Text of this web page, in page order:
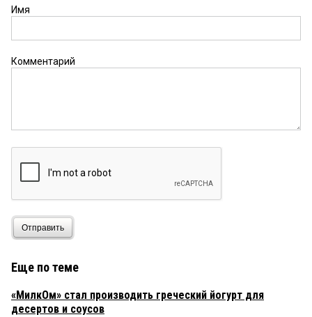
Имя
Комментарий
Отправить
Еще по теме
«МилкОм» стал производить греческий йогурт для
десертов и соусов